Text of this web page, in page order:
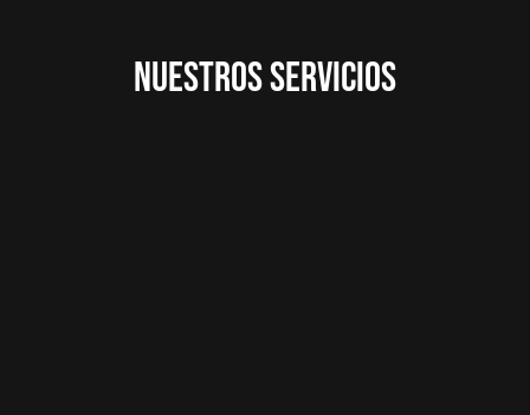
NUESTROS SERVICIOS